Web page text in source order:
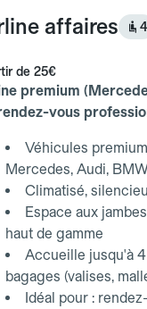
affaires 4
de 25€
premium
vous
Véhicules
Mercedes, Audi,
Climatisé,
Espace aux
haut de gamme
Accueille jusqu'à
bagages (valises,
Idéal pour :